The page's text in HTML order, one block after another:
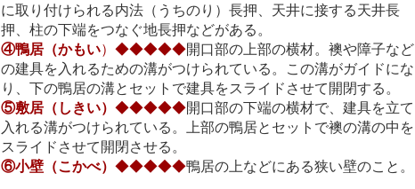
に取り付けられる内法（うちのり）長押、天井に接する天井長
押、柱の下端をつなぐ地長押などがある。
④鴨居（かもい）◆◆◆◆◆開口部の上部の横材。襖や障子など
の建具を入れるための溝がつけられている。この溝がガイドにな
り、下の鴨居の溝とセットで建具をスライドさせて開閉する。
⑤敷居（しきい） ◆◆◆◆◆開口部の下端の横材で、建具を立て
入れる溝がつけられている。上部の鴨居とセットで襖の溝の中を
スライドさせて開閉させる。
⑥小壁（こかべ） ◆◆◆◆◆鴨居の上などにある狭い壁のこと。